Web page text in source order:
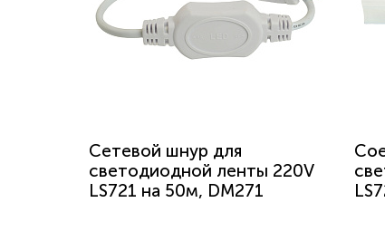
Сетевой шнур для
светодиодной ленты 220V
LS721 на 50м, DM271